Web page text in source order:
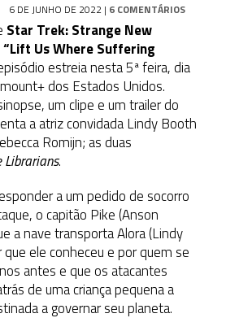
6 DE JUNHO DE 2022 | 6 COMENTÁRIOS
Star Trek: Strange New
“Lift Us Where Suffering
estreia nesta 5ª feira, dia
dos Estados Unidos.
um clipe e um trailer do
a atriz convidada Lindy Booth
Romijn; as duas
Librarians.
a um pedido de socorro
o capitão Pike (Anson
a nave transporta Alora (Lindy
ele conheceu e por quem se
antes e que os atacantes
de uma criança pequena a
a governar seu planeta.